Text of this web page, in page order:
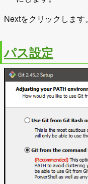
Nextをクリックします。
パス設定